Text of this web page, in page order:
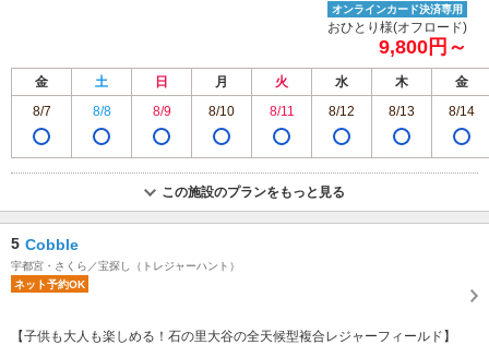
オンラインカード決済専用
おひとり様(オフロード)
9,800円～
金 土 日 月 火 水 木
金
8/7
8/8 8/9 8/10 8/11 8/12 8/13 8/14
この施設のプランをもっと見る
5 Cobble
宇都宮・さくら／宝探し（トレジャーハント）
ネット予約OK
【子供も大人も楽しめる！石の里大谷の全天候型複合レジャーフィールド】